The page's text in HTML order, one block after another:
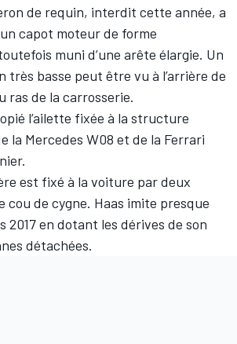
de requin, interdit cette année, a
capot moteur de forme
muni d’une arête élargie. Un
très basse peut être vu à l’arrière de
ras de la carrosserie.
l’ailette fixée à la structure
la Mercedes W08 et de la Ferrari
est fixé à la voiture par deux
cou de cygne. Haas imite presque
2017 en dotant les dérives de son
détachées.